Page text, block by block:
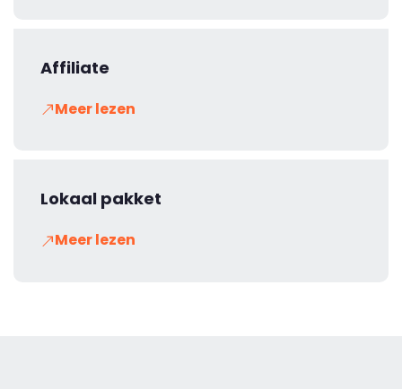
Affiliate
Meer lezen
Lokaal pakket
Meer lezen